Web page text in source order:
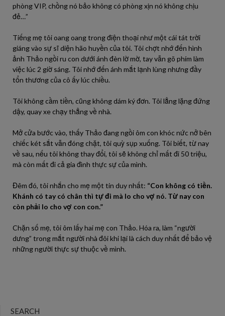
phòng VIP, chồng nó bảo không có phòng xịn nó không chịu
đẻ…”
Tiếng mẹ tôi oang oang trong điện thoại như một cái tát trời
giáng vào sự sĩ diện hão huyền của tôi. Tôi chợt nhớ đến hình
ảnh Thảo ngồi ru con dưới ánh đèn lờ mờ, tay vẫn gõ phím làm
việc lúc 2 giờ sáng. Tôi nhớ đến ánh mắt lạnh lùng nhưng đầy
tổn thương của cô ấy lúc chiều.
Tôi không cầm tiền, cũng không dám ký đơn. Tôi lẳng lặng đứng
dậy, quay xe chạy thẳng về nhà.
Mở cửa bước vào, thấy Thảo đang ngồi ôm con khóc nức nở bên
chiếc két sắt vẫn đóng chặt, tôi quỳ sụp xuống. Tôi biết, từ nay
về sau, nếu tôi không thay đổi, tôi sẽ không chỉ mất đi 50 triệu,
mà còn mất đi cả gia đình thực sự của mình.
Đêm đó, tôi nhắn cho mẹ một tin duy nhất: “Con không có tiền.
Khánh có tay có chân thì tự đi mà lo cho vợ nó. Từ nay con
còn phải lo cho vợ con con.”
Chặn số mẹ, tôi ôm lấy hai mẹ con Thảo. Hóa ra, làm “người
dưng” trong mắt người nhà đôi khi lại là cách duy nhất để bảo vệ
những người thực sự thuộc về mình.
SEARCH